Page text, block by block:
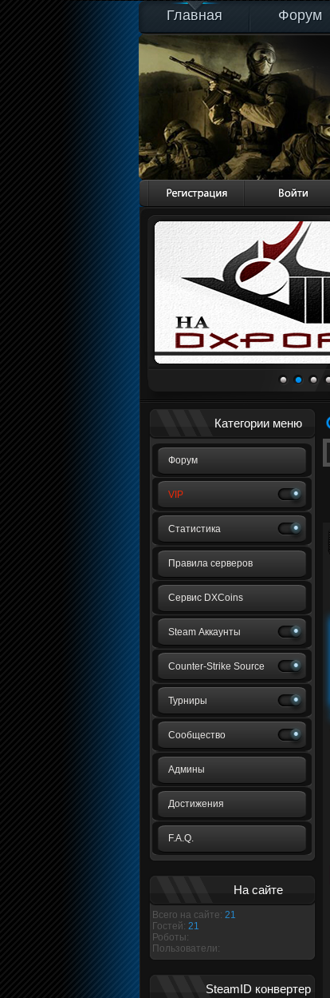
Главная Форум
Категории меню
Форум
VIP
Статистика
Правила серверов
Сервис DXCoins
Steam Аккаунты
Counter-Strike Source
Турниры
Сообщество
Админы
Достижения
F.A.Q.
На сайте
Всего на сайте: 21
Гостей: 21
Роботы:
Пользователи:
SteamID конвертер